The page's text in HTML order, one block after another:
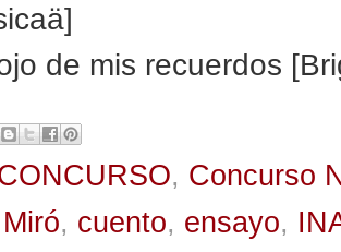
de mis recuerdos
, Concurso
, cuento, ensayo,